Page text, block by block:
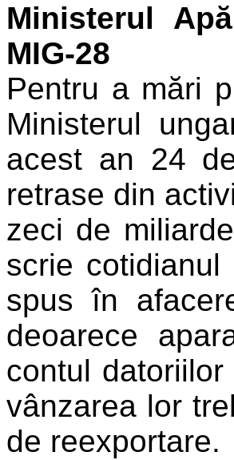
Ministerul
MIG-28
Pentru a mări
Ministerul
acest an 24
retrase din
zeci de
scrie
spus în
deoarece
contul
vânzarea lor
de reexportare.